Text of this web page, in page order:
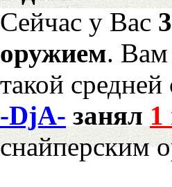
Сейчас у Вас
оружием. Вам
такой
-DjA- занял 1
снайперским